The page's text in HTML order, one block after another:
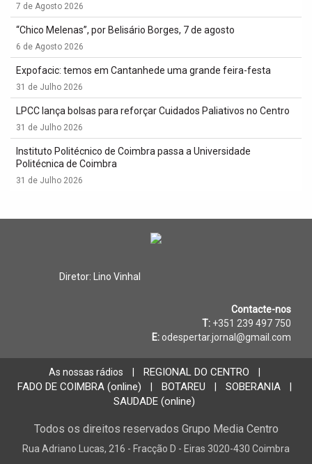
7 de Agosto 2026
“Chico Melenas”, por Belisário Borges, 7 de agosto
6 de Agosto 2026
Expofacic: temos em Cantanhede uma grande feira-festa
31 de Julho 2026
LPCC lança bolsas para reforçar Cuidados Paliativos no Centro
31 de Julho 2026
Instituto Politécnico de Coimbra passa a Universidade
Politécnica de Coimbra
31 de Julho 2026
Diretor: Lino Vinhal
Contacte-nos
T: +351 239 497 750
E: odespertar.jornal@gmail.com
As nossas rádios REGIONAL DO CENTRO
FADO DE COIMBRA (online) BOTAREU SOBERANIA
SAUDADE (online)
Todos os direitos reservados Grupo Media Centro
Rua Adriano Lucas, 216 - Fracção D - Eiras 3020-430 Coimbra